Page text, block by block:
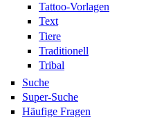
Tattoo-Vorlagen
Text
Tiere
Traditionell
Tribal
Suche
Super-Suche
Häufige Fragen